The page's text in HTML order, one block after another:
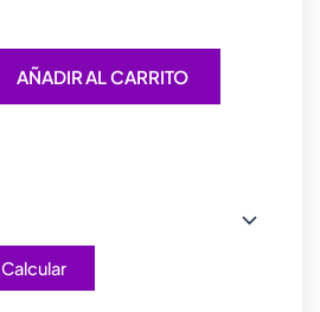
AÑADIR AL CARRITO
Calcular